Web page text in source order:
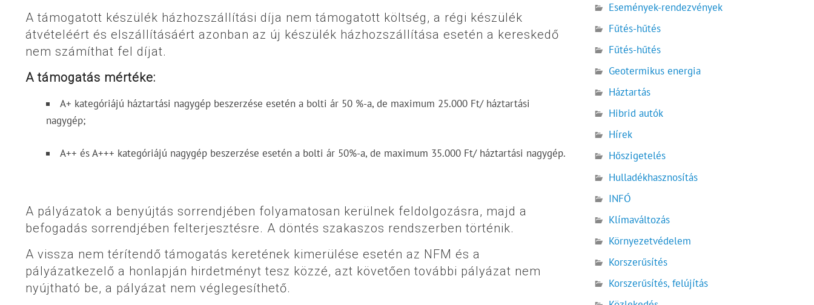
A támogatott készülék házhozszállítási díja nem támogatott költség, a régi készülék
átvételéért és elszállításáért azonban az új készülék házhozszállítása esetén a kereskedő
nem számíthat fel díjat.
A támogatás mértéke:
A+ kategóriájú háztartási nagygép beszerzése esetén a bolti ár 50 %-a, de maximum 25.000 Ft/ háztartási
nagygép;
A++ és A+++ kategóriájú nagygép beszerzése esetén a bolti ár 50%-a, de maximum 35.000 Ft/ háztartási nagygép.
A pályázatok a benyújtás sorrendjében folyamatosan kerülnek feldolgozásra, majd a
befogadás sorrendjében felterjesztésre. A döntés szakaszos rendszerben történik.
A vissza nem térítendő támogatás keretének kimerülése esetén az NFM és a
pályázatkezelő a honlapján hirdetményt tesz közzé, azt követően további pályázat nem
nyújtható be, a pályázat nem véglegesíthető.
Események-rendezvények
Fűtés-hűtés
Fűtés-hűtés
Geotermikus energia
Háztartás
Hibrid autók
Hírek
Hőszigetelés
Hulladékhasznosítás
INFÓ
Klímaváltozás
Környezetvédelem
Korszerűsítés
Korszerűsítés, felújítás